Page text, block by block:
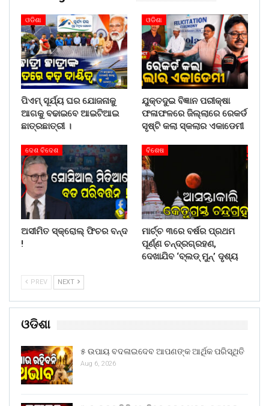
ଓଡିଶା
ପିଏମ୍ ସୂର୍ଯ୍ୟ ଘର ଯୋଜନାକୁ
ଆଗକୁ ବଢାଇବେ ଆଇଟିଆଇ
ଛାତ୍ରଛାତ୍ରୀ ।
ଓଡିଶା
ଯୁକ୍ତଦୁଇ ବିଜ୍ଞାନ ପରୀକ୍ଷା
ଫଳାଫଳରେ ଜିଲ୍ଲାରେ ରେକର୍ଡ
ସୃଷ୍ଟି କଲା ସ୍କଲାର ଏକାଡେମୀ
ଦେଶ ବିଦେଶ
ଅସୀମିତ ସ୍କ୍ରୋଲ୍ ଫିଚର ବନ୍ଦ
!
ବିଶେଷ
ମାର୍ଚ୍ଚ ୩ରେ ବର୍ଷର ପ୍ରଥମ
ପୂର୍ଣ୍ଣ ଚନ୍ଦ୍ରଗ୍ରହଣ,
ଦେଖାଯିବ ‘ବ୍ଲଡ୍ ମୁନ୍’ ଦୃଶ୍ୟ
PREV NEXT
ଓଡିଶା
୫ ଉପାୟ ବଦଳାଇଦେବ ଆପଣଙ୍କ ଆର୍ଥିକ ପରିସ୍ଥିତି
Aug 6, 2026